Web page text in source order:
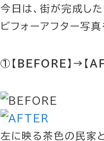
今日は、街が完成し
ビフォーアフター写
①【BEFORE】→【
左に映る茶色の民家